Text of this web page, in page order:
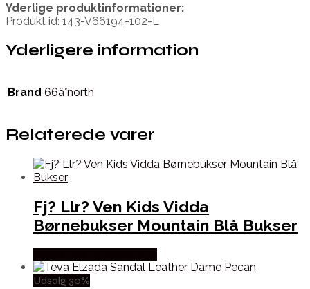
Yderlige produktinformationer:
Produkt id: 143-V66194-102-L
Yderligere information
Brand 66â°north
Relaterede varer
Fj? Llr? Ven Kids Vidda
Børnebukser Mountain Blå Bukser
Udsalg 30%